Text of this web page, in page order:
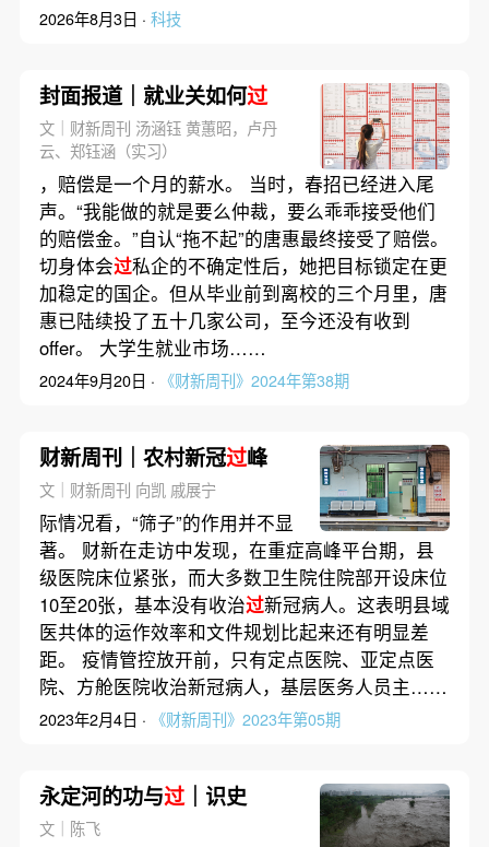
2026年8月3日 · 科技
封面报道｜就业关如何过
文｜财新周刊 汤涵钰 黄蕙昭，卢丹
云、郑钰涵（实习）
，赔偿是一个月的薪水。 当时，春招已经进入尾
声。“我能做的就是要么仲裁，要么乖乖接受他们
的赔偿金。”自认“拖不起”的唐惠最终接受了赔偿。
切身体会过私企的不确定性后，她把目标锁定在更
加稳定的国企。但从毕业前到离校的三个月里，唐
惠已陆续投了五十几家公司，至今还没有收到
offer。 大学生就业市场……
2024年9月20日 · 《财新周刊》2024年第38期
财新周刊｜农村新冠过峰
文｜财新周刊 向凯 戚展宁
际情况看，“筛子”的作用并不显
著。 财新在走访中发现，在重症高峰平台期，县
级医院床位紧张，而大多数卫生院住院部开设床位
10至20张，基本没有收治过新冠病人。这表明县域
医共体的运作效率和文件规划比起来还有明显差
距。 疫情管控放开前，只有定点医院、亚定点医
院、方舱医院收治新冠病人，基层医务人员主……
2023年2月4日 · 《财新周刊》2023年第05期
永定河的功与过｜识史
文｜陈飞